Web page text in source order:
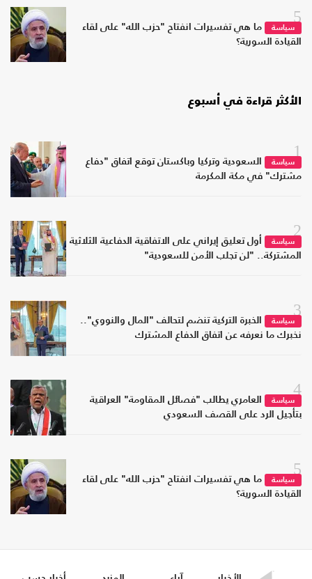
5
سياسة
ما هي تفسيرات انفتاح "حزب الله" على لقاء
القيادة السورية؟
الأكثر قراءة في أسبوع
1
سياسة
السعودية وتركيا وباكستان توقع اتفاق "دفاع
مشترك" في مكة المكرمة
2
سياسة
أول تعليق إيراني على الاتفاقية الدفاعية الثلاثية
المشتركة.. "لن تجلب الأمن للسعودية"
3
سياسة
الخبرة التركية تنضم لتحالف "المال والنووي"..
نخبرك ما نعرفه عن اتفاق الدفاع المشترك
4
سياسة
العامري يطالب "فصائل المقاومة" العراقية
بتأجيل الرد على القصف السعودي
5
سياسة
ما هي تفسيرات انفتاح "حزب الله" على لقاء
القيادة السورية؟